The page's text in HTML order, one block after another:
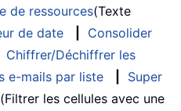
de ressources(Texte
de date
Consolider
Chiffrer/Déchiffrer les
e-mails par liste
Super
(Filtrer les cellules avec une